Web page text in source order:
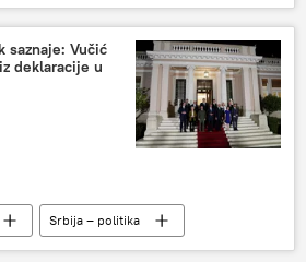
Sport
saznaje: Vučić
deklaracije u
Srbija – politika